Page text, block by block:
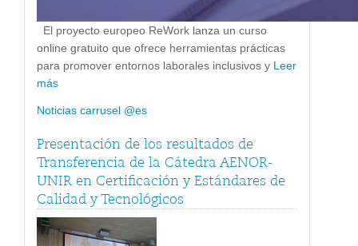
El proyecto europeo ReWork lanza un curso
online gratuito que ofrece herramientas prácticas
para promover entornos laborales inclusivos y Leer
más
Noticias carrusel @es
Presentación de los resultados de
Transferencia de la Cátedra AENOR-
UNIR en Certificación y Estándares de
Calidad y Tecnológicos